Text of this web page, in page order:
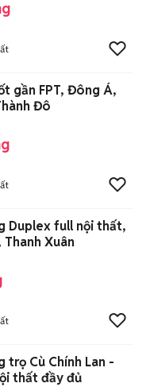
gần FPT, Đông Á,
Đô
Duplex full nội thất,
Xuân
trọ Cù Chính Lan -
thất đầy đủ